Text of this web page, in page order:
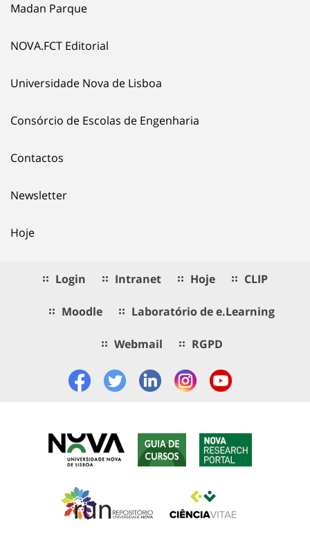
Madan Parque
NOVA.FCT Editorial
Universidade Nova de Lisboa
Consórcio de Escolas de Engenharia
Contactos
Newsletter
Hoje
Login Intranet Hoje CLIP
Moodle Laboratório de e.Learning
Webmail RGPD